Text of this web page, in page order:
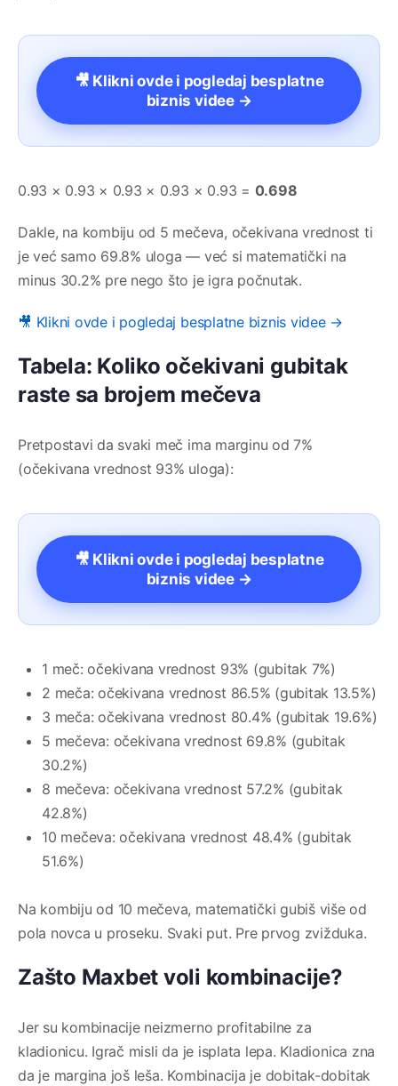
🎥 Klikni ovde i pogledaj besplatne
biznis videe →
0.93 × 0.93 × 0.93 × 0.93 × 0.93 = 0.698
Dakle, na kombiju od 5 mečeva, očekivana vrednost ti
je već samo 69.8% uloga — već si matematički na
minus 30.2% pre nego što je igra počnutak.
🎥 Klikni ovde i pogledaj besplatne biznis videe →
Tabela: Koliko očekivani gubitak
raste sa brojem mečeva
Pretpostavi da svaki meč ima marginu od 7%
(očekivana vrednost 93% uloga):
🎥 Klikni ovde i pogledaj besplatne
biznis videe →
1 meč: očekivana vrednost 93% (gubitak 7%)
2 meča: očekivana vrednost 86.5% (gubitak 13.5%)
3 meča: očekivana vrednost 80.4% (gubitak 19.6%)
5 mečeva: očekivana vrednost 69.8% (gubitak
30.2%)
8 mečeva: očekivana vrednost 57.2% (gubitak
42.8%)
10 mečeva: očekivana vrednost 48.4% (gubitak
51.6%)
Na kombiju od 10 mečeva, matematički gubiš više od
pola novca u proseku. Svaki put. Pre prvog zvižduka.
Zašto Maxbet voli kombinacije?
Jer su kombinacije neizmerno profitabilne za
kladionicu. Igrač misli da je isplata lepa. Kladionica zna
da je margina još leša. Kombinacija je dobitak-dobitak